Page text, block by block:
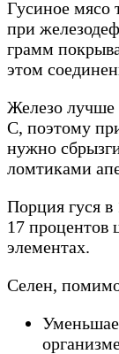
Гусиное мясо
при
грамм
этом
Железо лучше
С, поэтому
нужно
ломтиками
Порция гуся в
17 процентов
элементах.
Селен,